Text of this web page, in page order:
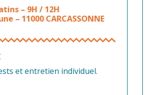
– 9H / 12H
– 11000 CARCASSONNE
et entretien individuel.